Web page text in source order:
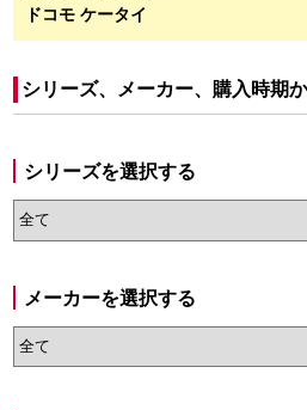
ドコモ ケータイ
シリーズ、メーカー、購入時期
シリーズを選択する
メーカーを選択する